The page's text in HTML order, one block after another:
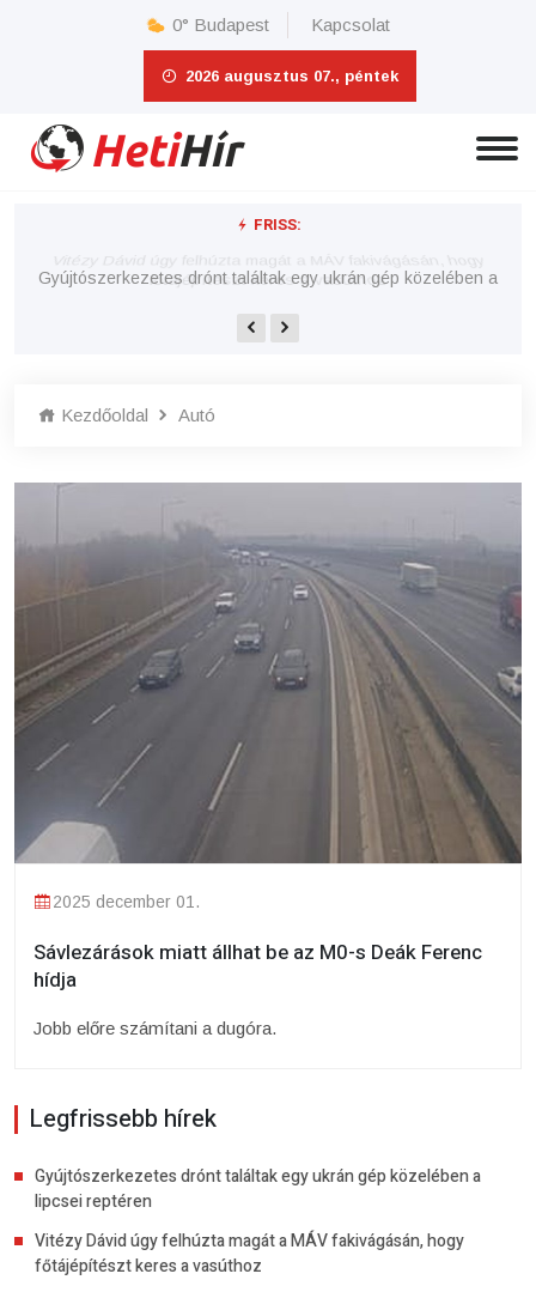
0° Budapest Kapcsolat
2026 augusztus 07., péntek
FRISS:
lipcsei reptéren
Vitézy Dávid úgy felhúzta magát a MÁV fakivágásán, hogy
főtájépítészt keres a vasúthoz
Kezdőoldal Autó
2025 december 01.
Sávlezárások miatt állhat be az M0-s Deák Ferenc
hídja
Jobb előre számítani a dugóra.
Legfrissebb hírek
Gyújtószerkezetes drónt találtak egy ukrán gép közelében a
lipcsei reptéren
Vitézy Dávid úgy felhúzta magát a MÁV fakivágásán, hogy
főtájépítészt keres a vasúthoz